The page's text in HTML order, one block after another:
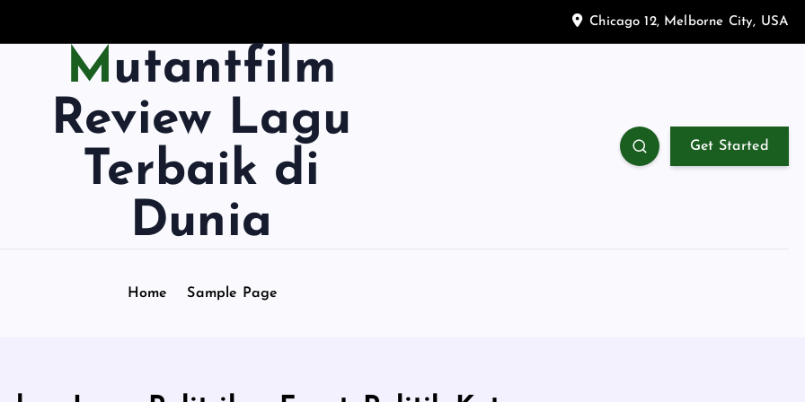
Chicago 12, Melborne City, USA
Mutantfilm
Review Lagu
Terbaik di
Dunia
Get Started
Home Sample Page